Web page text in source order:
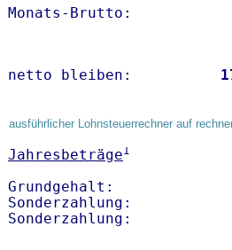
Monats-
netto bleiben:
ausführlicher Lohnsteuerrechner auf
Jahresbeträge1
Grundgehalt:
Sonderzahlung: